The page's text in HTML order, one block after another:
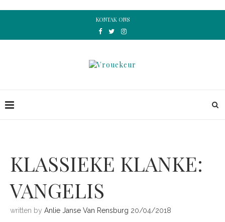
KONTAK ONS
KLASSIEKE KLANKE:
VANGELIS
written by Anlie Janse Van Rensburg 20/04/2018